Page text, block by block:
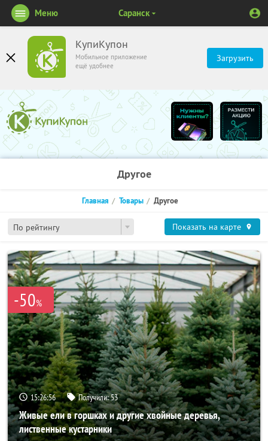
КупиКупон
Мобильное приложение
ещё удобнее
Загрузить
Меню Саранск
Другое
По рейтингу
Главная Товары Другое
Показать на карте
-50%
15:26:55 Получили:53
Живые ели в горшках и другие хвойные деревья,
лиственные кустарники